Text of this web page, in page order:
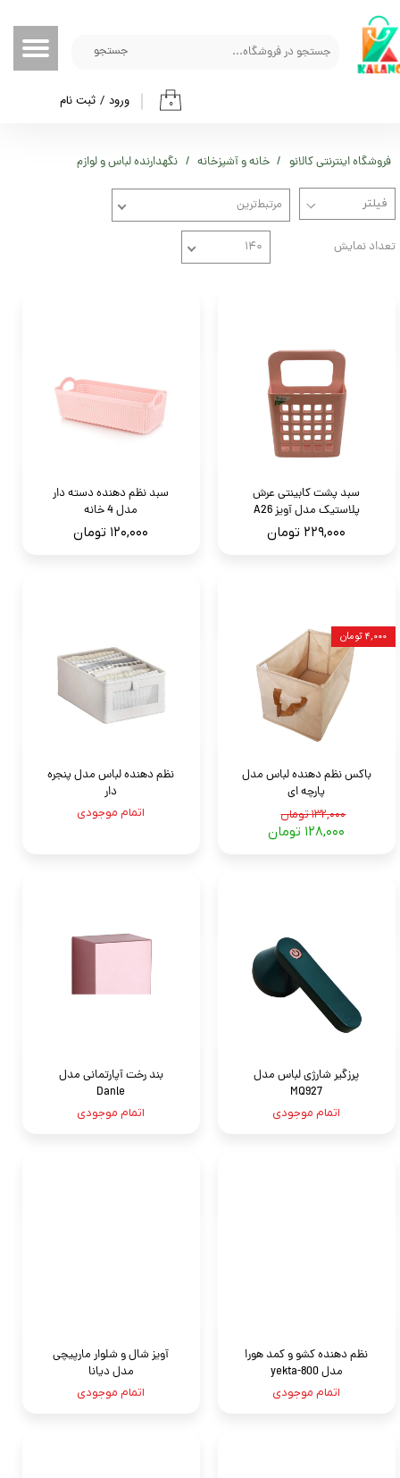
جستجو
۰ ورود / ثبت نام
حساب کاربری من
تغییر گذر واژه
خروج از حساب کاربری
فروشگاه اینترنتی کالانو خانه و آشپزخانه نگهدارنده لباس و لوازم
مرتبط‌ترین
تعداد نمایش ۱۴۰
سبد پشت کابینتی عرش
پلاستیک مدل آویز A26
۲۲۹,۰۰۰ تومان
سبد نظم دهنده دسته دار
مدل 4 خانه
۱۲۰,۰۰۰ تومان
باکس نظم دهنده لباس مدل
پارچه ای
۱۳۲,۰۰۰ تومان
۱۲۸,۰۰۰ تومان
۴,۰۰۰ تومان
نظم دهنده لباس مدل پنجره
دار
اتمام موجودی
پرزگیر شارژی لباس مدل
MQ927
اتمام موجودی
بند رخت آپارتمانی مدل
Danle
اتمام موجودی
نظم دهنده کشو و کمد هورا
مدل yekta-800
اتمام موجودی
آویز شال و شلوار مارپیچی
مدل دیانا
اتمام موجودی